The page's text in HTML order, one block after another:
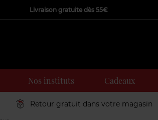
Livraison gratuite dès 55€
Nos instituts Cadeaux
Retour gratuit dans votre magasin